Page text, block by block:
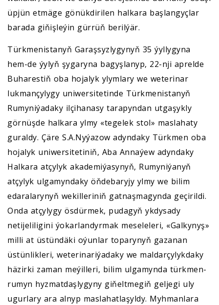
üpjün etmäge gönükdirilen halkara başlangyçlar
barada giňişleýin gürrüň berilýär.
Türkmenistanyň Garaşsyzlygynyň 35 ýyllygyna
hem-de ýylyň şygaryna bagyşlanyp, 22-nji aprelde
Buharestiň oba hojalyk ylymlary we weterinar
lukmançylygy uniwersitetinde Türkmenistanyň
Rumyniýadaky ilçihanasy tarapyndan utgaşykly
görnüşde halkara ylmy «tegelek stol» maslahaty
guraldy. Çäre S.A.Nyýazow adyndaky Türkmen oba
hojalyk uniwersitetiniň, Aba Annaýew adyndaky
Halkara atçylyk akademiýasynyň, Rumyniýanyň
atçylyk ulgamyndaky öňdebaryjy ylmy we bilim
edaralarynyň wekilleriniň gatnaşmagynda geçirildi.
Onda atçylygy ösdürmek, pudagyň ykdysady
netijeliligini ýokarlandyrmak meseleleri, «Galkynyş»
milli at üstündäki oýunlar toparynyň gazanan
üstünlikleri, weterinariýadaky we maldarçylykdaky
häzirki zaman meýilleri, bilim ulgamynda türkmen-
rumyn hyzmatdaşlygyny giňeltmegiň geljegi uly
ugurlary ara alnyp maslahatlaşyldy. Myhmanlara